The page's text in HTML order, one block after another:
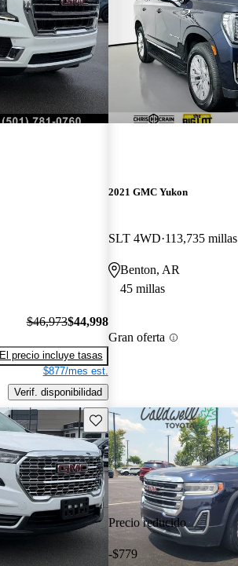
$46,973$44,998
El precio incluye tasas
$877/mes est.
Verif. disponibilidad
2021 GMC Yukon
SLT 4WD 113,735 millas
Benton, AR
45 millas
Gran oferta
Guarda este Aviso
Precio reducido
-$779